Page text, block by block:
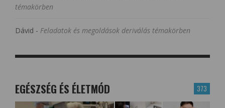
témakörben
Dávid - Feladatok és megoldások deriválás témakörben
373
EGÉSZSÉG ÉS ÉLETMÓD